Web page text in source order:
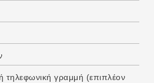
τηλεφωνική γραμμή (επιπλέον